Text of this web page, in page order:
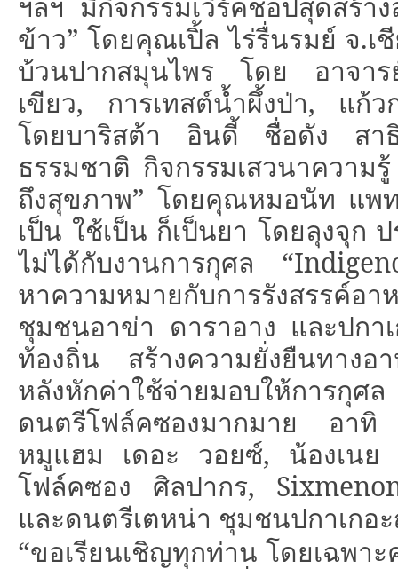
ข้าว”โดยคุณเปิ้ล ไร่รื่นรมย์ จ.เ
บ้วนปากสมุนไพร โดย อาจา
เขียว, การเทสต์น้ำผึ้งป่า, แก้ว
โดยบาริสต้า อินดี้ ชื่อดัง สาธิ
ธรรมชาติ กิจกรรมเสวนาควา
ถึงสุขภาพ” โดยคุณหมอนัท แพ
เป็น ใช้เป็น ก็เป็นยา โดยลุงจุก
ไม่ได้กับงานการกุศล
หาความหมายกับการรังสรรค์อา
ชุมชนอาข่า ดาราอาง และปก
ท้องถิ่น สร้างความยั่งยืนทางอ
หลังหักค่าใช้จ่ายมอบให้การกุศ
ดนตรีโฟล์คซองมากมาย อา
หมูแฮม เดอะ วอยซ์, น้องเนย
โฟล์คซอง ศิลปากร,
และดนตรีเตหน่า ชุมชนปกาเกอ
“ขอเรียนเชิญทุกท่าน โดยเฉพา